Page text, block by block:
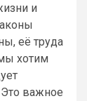
и
её труда
хотим
важное